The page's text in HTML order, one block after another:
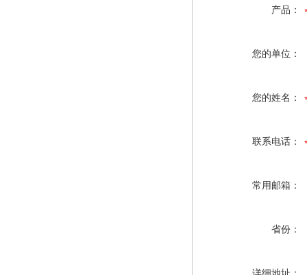
产品：
您的单位：
您的姓名：
联系电话：
常用邮箱：
省份：